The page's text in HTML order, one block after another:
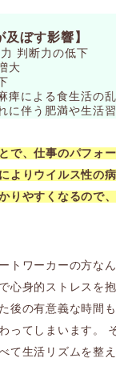
及ぼす影響】
判断力の低下
大
痺による食生活の
に伴う肥満や生活
で、仕事のパフォ
よりウイルス性の
りやすくなるので
トワーカーの方な
心身的ストレスを
後の有意義な時間
ってしまいます。
て生活リズムを整え